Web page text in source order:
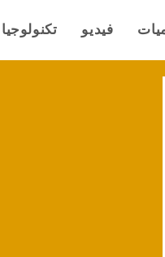
فيديو تكنولوجيا